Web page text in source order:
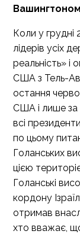
Коли у грудні
лідерів усіх
реальність»
США з Тель-
остання
США і лише за
всі
по цьому
Голанських
цією
Голанські
кордону
отримав
хто вважає,